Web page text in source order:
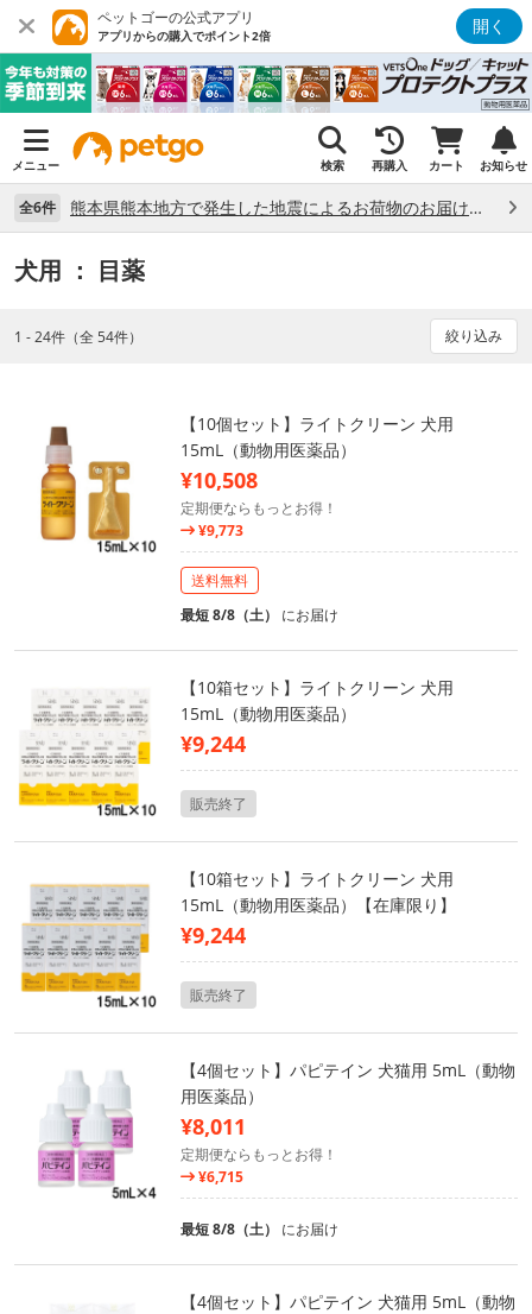
ペットゴーの公式アプリ
アプリからの購入でポイント2倍 開く
メニュー 検索 再購入 カート お知らせ
全6件 熊本県熊本地方で発生した地震によるお荷物のお届け状況について （7/28）
犬用 ： 目薬
1 - 24件（全 54件） 絞り込み
【10個セット】ライトクリーン 犬用
15mL（動物用医薬品）
¥10,508
定期便ならもっとお得！
¥9,773
送料無料
最短 8/8（土） にお届け
【10箱セット】ライトクリーン 犬用
15mL（動物用医薬品）
¥9,244
販売終了
【10箱セット】ライトクリーン 犬用
15mL（動物用医薬品）【在庫限り】
¥9,244
販売終了
【4個セット】パピテイン 犬猫用 5mL（動物
用医薬品）
¥8,011
定期便ならもっとお得！
¥6,715
最短 8/8（土） にお届け
【4個セット】パピテイン 犬猫用 5mL（動物